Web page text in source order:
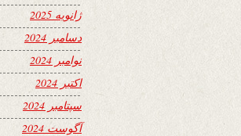
ژانویه 2025
دسامبر 2024
نوامبر 2024
اکتبر 2024
سپتامبر 2024
آگوست 2024